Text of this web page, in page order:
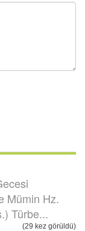
Mümin Hz.
Türbe...
(29 kez görüldü)